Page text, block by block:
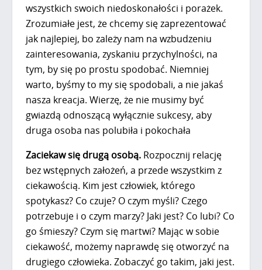
wszystkich swoich niedoskonałości i porażek.
Zrozumiałe jest, że chcemy się zaprezentować
jak najlepiej, bo zależy nam na wzbudzeniu
zainteresowania, zyskaniu przychylności, na
tym, by się po prostu spodobać. Niemniej
warto, byśmy to my się spodobali, a nie jakaś
nasza kreacja. Wierzę, że nie musimy być
gwiazdą odnoszącą wyłącznie sukcesy, aby
druga osoba nas polubiła i pokochała
Zaciekaw się drugą osobą.Rozpocznij relację
bez wstępnych założeń, a przede wszystkim z
ciekawością. Kim jest człowiek, którego
spotykasz? Co czuje? O czym myśli? Czego
potrzebuje i o czym marzy? Jaki jest? Co lubi? Co
go śmieszy? Czym się martwi? Mając w sobie
ciekawość, możemy naprawdę się otworzyć na
drugiego człowieka. Zobaczyć go takim, jaki jest.